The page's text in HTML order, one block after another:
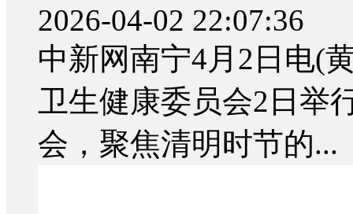
2026-04-02 22:07:36
中新网南宁4月2日电(
卫生健康委员会2日举
会，聚焦清明时节的...